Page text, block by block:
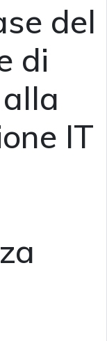
del
di
IT